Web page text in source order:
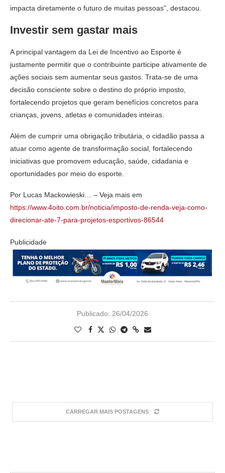
impacta diretamente o futuro de muitas pessoas”, destacou.
Investir sem gastar mais
A principal vantagem da Lei de Incentivo ao Esporte é
justamente permitir que o contribuinte participe ativamente de
ações sociais sem aumentar seus gastos. Trata-se de uma
decisão consciente sobre o destino do próprio imposto,
fortalecendo projetos que geram benefícios concretos para
crianças, jovens, atletas e comunidades inteiras.
Além de cumprir uma obrigação tributária, o cidadão passa a
atuar como agente de transformação social, fortalecendo
iniciativas que promovem educação, saúde, cidadania e
oportunidades por meio do esporte.
Por Lucas Mackowieski… – Veja mais em
https://www.4oito.com.br/noticia/imposto-de-renda-veja-como-
direcionar-ate-7-para-projetos-esportivos-86544
Publicidade
Publicado: 26/04/2026
CARREGAR MAIS POSTAGENS